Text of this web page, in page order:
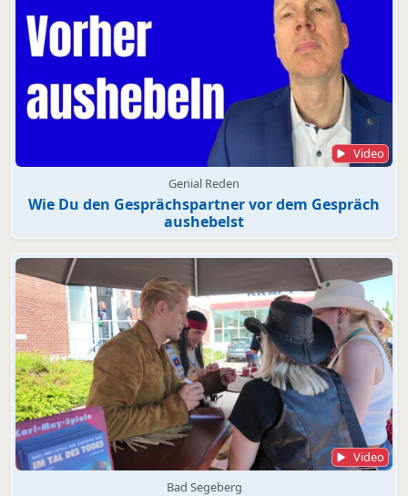
Video
Genial Reden
Wie Du den Gesprächspartner vor dem Gespräch
aushebelst
Video
Bad Segeberg